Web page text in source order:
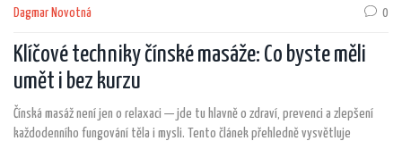
Dagmar Novotná 0
Klíčové techniky čínské masáže: Co byste měli
umět i bez kurzu
Čínská masáž není jen o relaxaci — jde tu hlavně o zdraví, prevenci a zlepšení
každodenního fungování těla i mysli. Tento článek přehledně vysvětluje